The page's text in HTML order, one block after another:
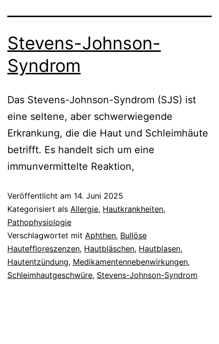
Stevens-Johnson-
Syndrom
Das Stevens-Johnson-Syndrom (SJS) ist
eine seltene, aber schwerwiegende
Erkrankung, die die Haut und Schleimhäute
betrifft. Es handelt sich um eine
immunvermittelte Reaktion,
Veröffentlicht am 14. Juni 2025
Kategorisiert als Allergie, Hautkrankheiten,
Pathophysiologie
Verschlagwortet mit Aphthen, Bullöse
Hauteffloreszenzen, Hautbläschen, Hautblasen,
Hautentzündung, Medikamentennebenwirkungen,
Schleimhautgeschwüre, Stevens-Johnson-Syndrom